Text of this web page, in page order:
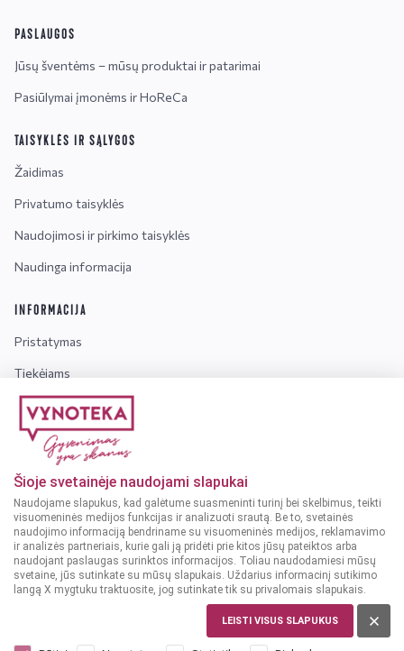
Šioje svetainėje naudojami slapukai
Naudojame slapukus, kad galėtume suasmeninti turinį bei skelbimus, teikti
visuomeninės medijos funkcijas ir analizuoti srautą. Be to, svetainės
naudojimo informaciją bendriname su visuomeninės medijos, reklamavimo
ir analizės partneriais, kurie gali ją pridėti prie kitos jūsų pateiktos arba
naudojant paslaugas surinktos informacijos. Toliau naudodamiesi mūsų
svetaine, jūs sutinkate su mūsų slapukais. Uždarius informacinį sutikimo
langą X mygtuku traktuosite, jog sutinkate tik su privalomais slapukais.
LEISTI VISUS SLAPUKUS
PASLAUGOS
Jūsų šventėms – mūsų produktai ir patarimai
Pasiūlymai įmonėms ir HoReCa
TAISYKLĖS IR SĄLYGOS
Žaidimas
Privatumo taisyklės
Naudojimosi ir pirkimo taisyklės
Naudinga informacija
INFORMACIJA
Pristatymas
Tiekėjams
Karjera
Dažniausiai užduodami klausimai
Dėmesio!
Alkoholinius gėrimus gali įsigyti tik asmenys,
kuriems yra ne mažiau kaip 20 metų.